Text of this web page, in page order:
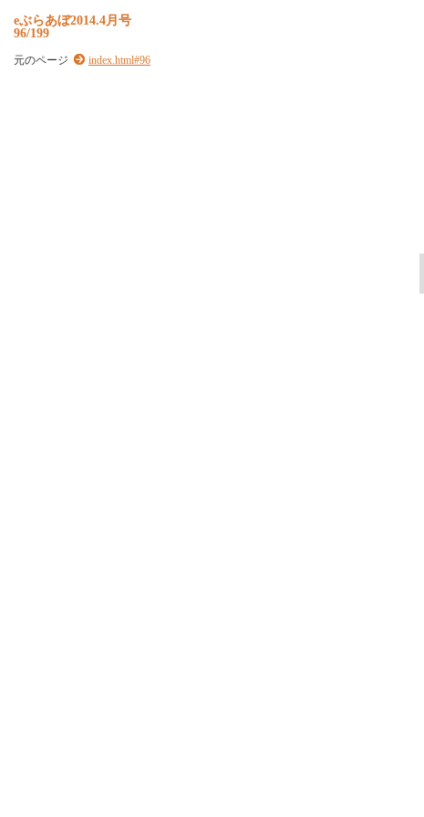
eぶらあぼ2014.4月 号
96/199
元のページ index.html#96